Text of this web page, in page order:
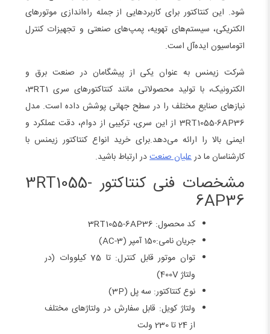
شود. این کنتاکتور برای کاربردهایی از جمله راه‌اندازی موتورهای
الکتریکی، سیستم‌های تهویه، پمپ‌های صنعتی و تجهیزات کنترل
اتوماسیون ایده‌آل است.
شرکت زیمنس به عنوان یکی از پیشگامان در صنعت برق و
الکترونیک، با تولید محصولاتی مانند کنتاکتورهای سری 3RT1،
نیازهای صنایع مختلف را در سطح جهانی پوشش داده است. مدل
3RT1055-6AP36 از این سری، ترکیبی از دوام، دقت عملکرد و
ایمنی بالا را ارائه می‌دهد.برای خرید انواع کنتاکتور زیمنس با
کارشناسان ما درعلیان صنعتدر ارتباط باشید.
مشخصات فنی کنتاکتور 3RT1055-
6AP36
کد محصول: 3RT1055-6AP36
جریان نامی:150 آمپر (AC-3)
توان موتور قابل کنترل: تا 75 کیلووات (در
ولتاژ 400V)
نوع کنتاکتور: سه پل (3P)
ولتاژ کویل: قابل سفارش در ولتاژهای مختلف
از 24 تا 230 ولت